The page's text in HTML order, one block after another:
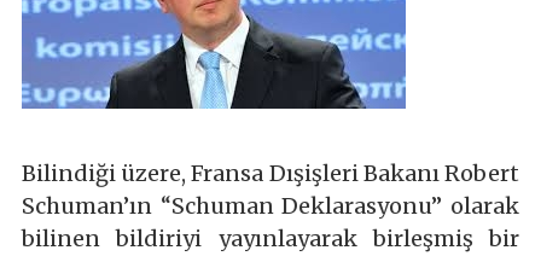
Bilindiği üzere, Fransa Dışişleri Bakanı Robert
Schuman’ın “Schuman Deklarasyonu” olarak
bilinen bildiriyi yayınlayarak birleşmiş bir